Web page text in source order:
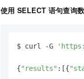
使用 SELECT 语句查询
$ curl -G
{"results" :[{